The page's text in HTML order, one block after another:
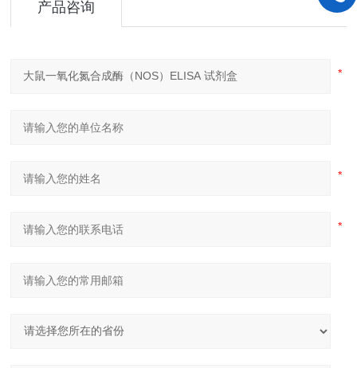
产品咨询